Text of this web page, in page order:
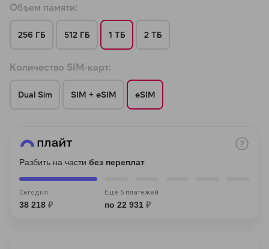
Объем памяти:
256 ГБ 512 ГБ 1 ТБ 2 ТБ
Количество SIM-карт:
Dual Sim SIM + eSIM eSIM
Разбить на части без переплат
Сегодня
38 218 ₽
Ещё 5 платежей
по 22 931 ₽